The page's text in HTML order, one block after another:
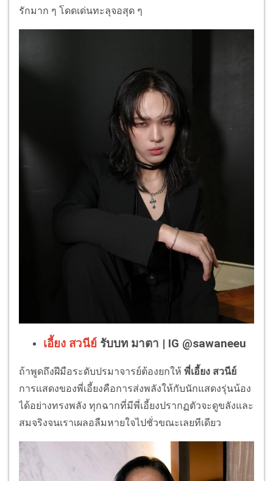
รักมาก ๆ โดดเด่นทะลุจอสุด ๆ
เอี้ยง สวนีย์ รับบท มาตา | IG @sawaneeu
ถ้าพูดถึงฝีมือระดับปรมาจารย์ต้องยกให้ พี่เอี้ยง สวนีย์
การแสดงของพี่เอี้ยงคือการส่งพลังให้กับนักแสดงรุ่นน้อง
ได้อย่างทรงพลัง ทุกฉากที่มีพี่เอี้ยงปรากฏตัวจะดูขลังและ
สมจริงจนเราเผลอลืมหายใจไปชั่วขณะเลยทีเดียว